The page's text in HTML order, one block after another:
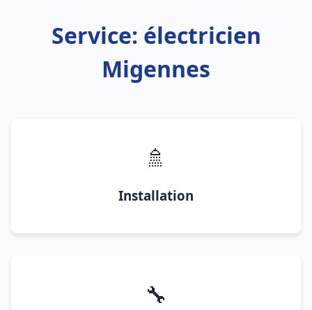
Service: électricien
Migennes
🚿
Installation
🔧